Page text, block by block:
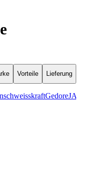
Vorteile Lieferung
schweisskraftGedoreJAS